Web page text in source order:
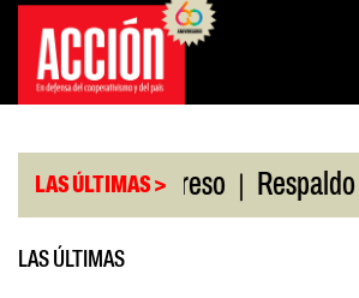
Saltar
contenido
LAS ÚLTIMAS >
en el Congreso | Respaldo de
LAS ÚLTIMAS